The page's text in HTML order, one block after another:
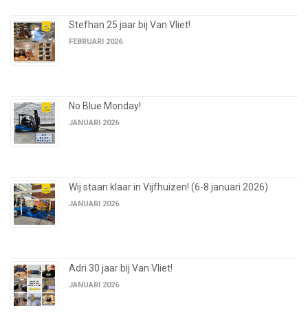
Stefhan 25 jaar bij Van Vliet!
FEBRUARI 2026
No Blue Monday!
JANUARI 2026
Wij staan klaar in Vijfhuizen! (6-8 januari 2026)
JANUARI 2026
Adri 30 jaar bij Van Vliet!
JANUARI 2026